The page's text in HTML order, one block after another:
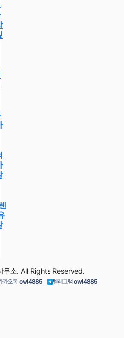
무소. All Rights Reserved.
카오톡 owl4885 텔레그램 owl4885